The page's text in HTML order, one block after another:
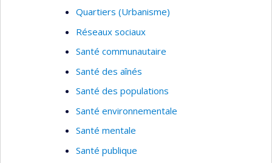
Quartiers (Urbanisme)
Réseaux sociaux
Santé communautaire
Santé des aînés
Santé des populations
Santé environnementale
Santé mentale
Santé publique